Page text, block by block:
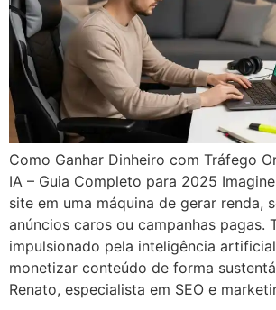
Como Ganhar Dinheiro com Tráfego
IA – Guia Completo para 2025
site em uma máquina de gerar renda,
anúncios caros ou campanhas pagas.
impulsionado pela inteligência
monetizar conteúdo de forma
Renato, especialista em SEO e